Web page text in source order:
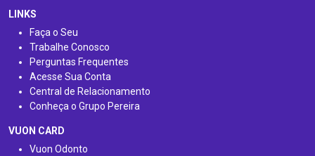
LINKS
Faça o Seu
Trabalhe Conosco
Perguntas Frequentes
Acesse Sua Conta
Central de Relacionamento
Conheça o Grupo Pereira
VUON CARD
Vuon Odonto